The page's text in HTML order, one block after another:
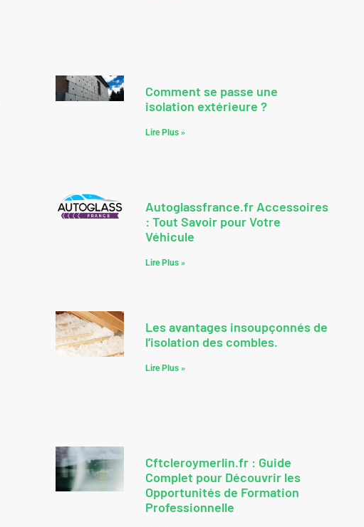
Comment se passe une
isolation extérieure ?
Lire Plus »
Autoglassfrance.fr Accessoires
: Tout Savoir pour Votre
Véhicule
Lire Plus »
Les avantages insoupçonnés de
l’isolation des combles.
Lire Plus »
Cftcleroymerlin.fr : Guide
Complet pour Découvrir les
Opportunités de Formation
Professionnelle